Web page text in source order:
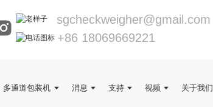
sgcheckweigher@gmail.com
+86 18069669221
多通道包装机 消息 支持 视频 关于我们